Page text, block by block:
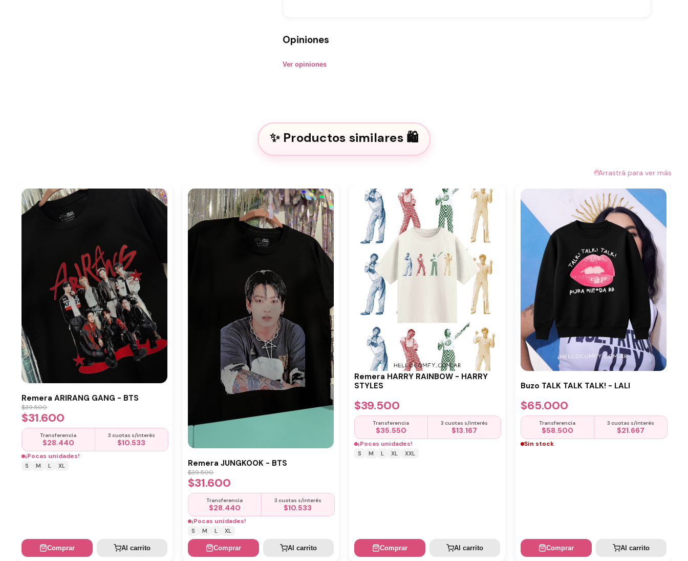
Opiniones
Ver opiniones
Productos similares
🤚Arrastrá para ver más
Remera ARIRANG GANG - BTS
$39.500
$31.600
Transferencia
$28.440
3 cuotas s/interés
$10.533
¡Pocas unidades!
S M L XL
Comprar Al carrito
Remera JUNGKOOK - BTS
$39.500
$31.600
Transferencia
$28.440
3 cuotas s/interés
$10.533
¡Pocas unidades!
S M L XL
Comprar Al carrito
Remera HARRY RAINBOW - HARRY
STYLES
$39.500
Transferencia
$35.550
3 cuotas s/interés
$13.167
¡Pocas unidades!
S M L XL XXL
Comprar Al carrito
Buzo TALK TALK TALK! - LALI
$65.000
Transferencia
$58.500
3 cuotas s/interés
$21.667
Sin stock
Comprar Al carrito